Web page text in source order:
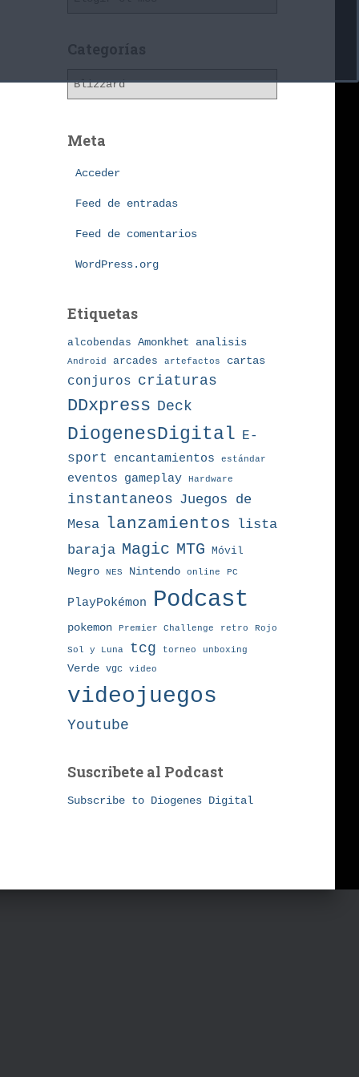
h
v
o
Categorías
g
Meta
Acceder
Feed de entradas
Feed de comentarios
WordPress.org
Etiquetas
alcobendas Amonkhet analisis
Android arcades artefactos cartas
conjuros criaturas
DDxpress Deck
DiogenesDigital E-
sport
encantamientos estándar
eventos gameplay Hardware
instantaneos Juegos de
Mesa
lanzamientos
lista
baraja Magic MTG Móvil
Negro
NES Nintendo online PC
PlayPokémon Podcast
pokemon Premier Challenge retro Rojo
Sol y Luna tcg torneo unboxing
Verde vgc video
videojuegos
Youtube
Suscribete al Podcast
Subscribe to Diogenes Digital